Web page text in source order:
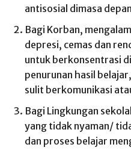
antisosial dimasa
Bagi Korban,
depresi, cemas dan
untuk berkonsentrasi
penurunan hasil
sulit berkomunikasi
Bagi Lingkungan
yang tidak nyaman/
dan proses belajar